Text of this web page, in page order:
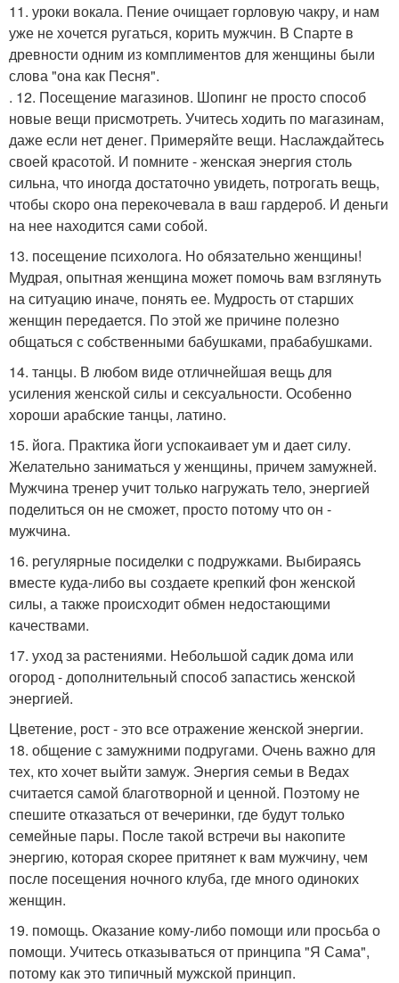
11. уроки вокала. Пение очищает горловую чакру, и нам
уже не хочется ругаться, корить мужчин. В Спарте в
древности одним из комплиментов для женщины были
слова "она как Песня".
. 12. Посещение магазинов. Шопинг не просто способ
новые вещи присмотреть. Учитесь ходить по магазинам,
даже если нет денег. Примеряйте вещи. Наслаждайтесь
своей красотой. И помните - женская энергия столь
сильна, что иногда достаточно увидеть, потрогать вещь,
чтобы скоро она перекочевала в ваш гардероб. И деньги
на нее находится сами собой.
13. посещение психолога. Но обязательно женщины!
Мудрая, опытная женщина может помочь вам взглянуть
на ситуацию иначе, понять ее. Мудрость от старших
женщин передается. По этой же причине полезно
общаться с собственными бабушками, прабабушками.
14. танцы. В любом виде отличнейшая вещь для
усиления женской силы и сексуальности. Особенно
хороши арабские танцы, латино.
15. йога. Практика йоги успокаивает ум и дает силу.
Желательно заниматься у женщины, причем замужней.
Мужчина тренер учит только нагружать тело, энергией
поделиться он не сможет, просто потому что он -
мужчина.
16. регулярные посиделки с подружками. Выбираясь
вместе куда-либо вы создаете крепкий фон женской
силы, а также происходит обмен недостающими
качествами.
17. уход за растениями. Небольшой садик дома или
огород - дополнительный способ запастись женской
энергией.
Цветение, рост - это все отражение женской энергии.
18. общение с замужними подругами. Очень важно для
тех, кто хочет выйти замуж. Энергия семьи в Ведах
считается самой благотворной и ценной. Поэтому не
спешите отказаться от вечеринки, где будут только
семейные пары. После такой встречи вы накопите
энергию, которая скорее притянет к вам мужчину, чем
после посещения ночного клуба, где много одиноких
женщин.
19. помощь. Оказание кому-либо помощи или просьба о
помощи. Учитесь отказываться от принципа "Я Сама",
потому как это типичный мужской принцип.